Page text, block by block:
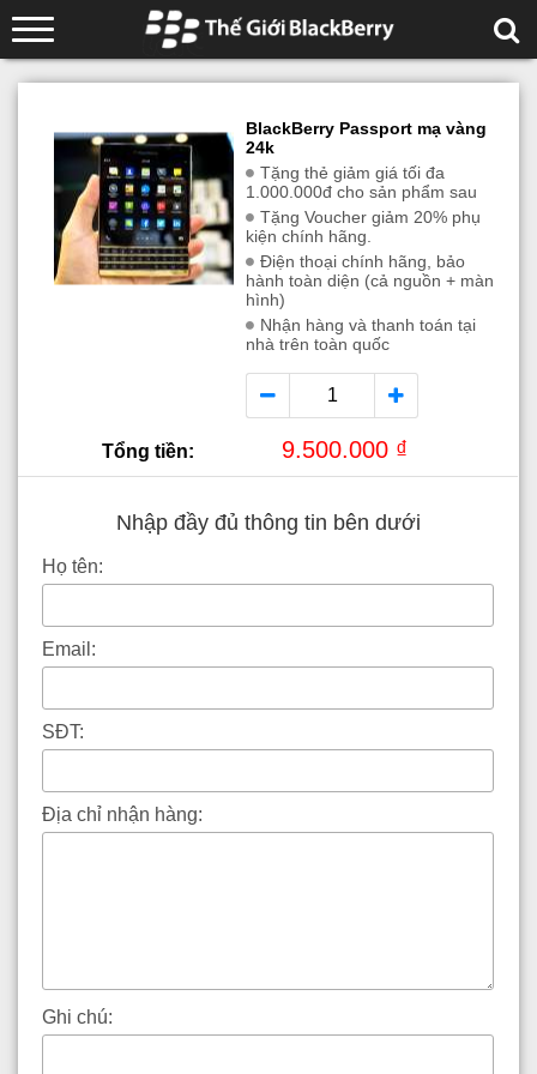
BlackBerry Passport mạ vàng
24k
Tặng thẻ giảm giá tối đa
1.000.000đ cho sản phẩm sau
Tặng Voucher giảm 20% phụ
kiện chính hãng.
Điện thoại chính hãng, bảo
hành toàn diện (cả nguồn + màn
hình)
Nhận hàng và thanh toán tại
nhà trên toàn quốc
Tổng tiền: 9.500.000 ₫
Nhập đầy đủ thông tin bên dưới
Họ tên:
Email:
SĐT:
Địa chỉ nhận hàng:
Ghi chú: